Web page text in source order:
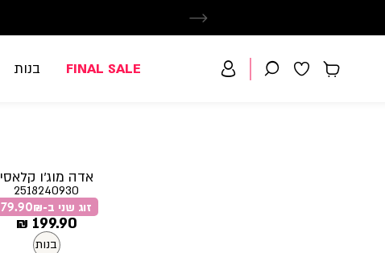
FINAL SALE בנות
אדה מוג’ו קלאסי
2518240930
זוג שני ב-79.90₪
מחיר
מוצר
199.90 ₪
בנות